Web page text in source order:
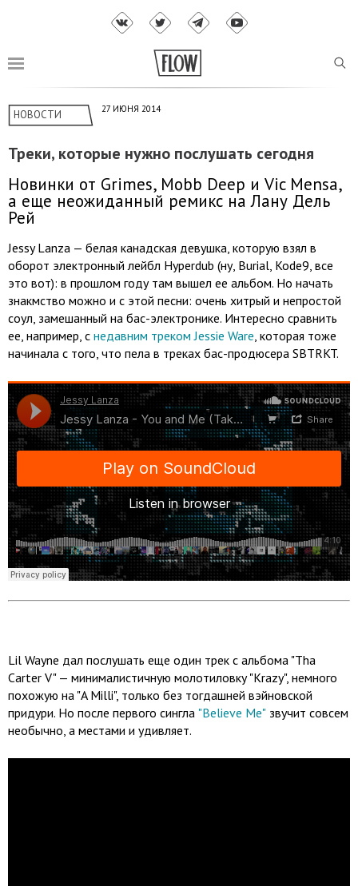
НОВОСТИ 27 ИЮНЯ 2014
Треки, которые нужно послушать сегодня
Новинки от Grimes, Mobb Deep и Vic Mensa,
а еще неожиданный ремикс на Лану Дель
Рей
Jessy Lanza — белая канадская девушка, которую взял в
оборот электронный лейбл Hyperdub (ну, Burial, Kode9, все
это вот): в прошлом году там вышел ее альбом. Но начать
знакмство можно и с этой песни: очень хитрый и непростой
соул, замешанный на бас-электронике. Интересно сравнить
ее, например, с недавним треком Jessie Ware , которая тоже
начинала с того, что пела в треках бас-продюсера SBTRKT.
Lil Wayne дал послушать еще один трек с альбома "Tha
Carter V" — минималистичную молотиловку "Krazy", немного
похожую на "A Milli", только без тогдашней вэйновской
придури. Но после первого сингла "Believe Me" звучит совсем
необычно, а местами и удивляет.